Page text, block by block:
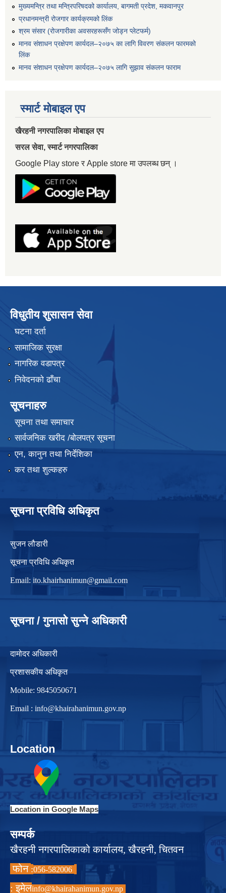
मुख्यमन्त्रि तथा मन्त्रिपरिषदको कार्यालय, बागमती प्रदेश, मकवानपुर
प्रधानमन्त्री रोजगार कार्यक्रमको लिंक
श्रम संसार (रोजगारीका अवसरहरूसँग जोड्न प्लेटफर्म)
मानव संशाधन प्रक्षेपण कार्यदल–२०७५ का लागि विवरण संकलन फारमको
लिंक
मानव संशाधन प्रक्षेपण कार्यदल–२०७५ लागि सुझाव संकलन फाराम
स्मार्ट मोबाइल एप
खैरहनी नगरपालिका मोबाइल एप
सरल सेवा, स्मार्ट नगरपालिका
Google Play store र Apple store मा उपलब्ध छन् ।
विधुतीय शुसासन सेवा
घटना दर्ता
सामाजिक सुरक्षा
नागरिक वडापत्र
निवेदनको ढाँचा
सूचनाहरु
सूचना तथा समाचार
सार्वजनिक खरीद /बोलपत्र सूचना
एन, कानुन तथा निर्देशिका
कर तथा शुल्कहरु
सूचना प्रविधि अधिकृत
सुजन लौडारी
सूचना प्रविधि अधिकृत
Email: ito.khairhanimun@gmail.com
सूचना / गुनासो सुन्ने अधिकारी
दामोदर अधिकारी
प्रशासकीय अधिकृत
Mobile: 9845050671
Email : info@khairahanimun.gov.np
Location
Location in Google Maps
सम्पर्क
खैरहनी नगरपालिकाको कार्यालय, खैरहनी, चितवन
फोन :
इमेल :info@khairahanimun.gov.np